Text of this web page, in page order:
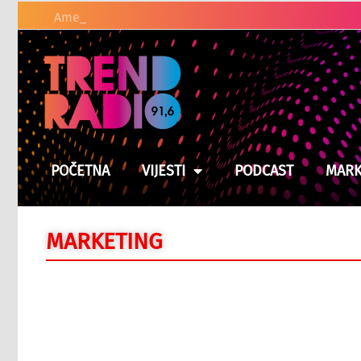
Američki zakonodavci
POČETNA VIJESTI PODCAST
MARKETING